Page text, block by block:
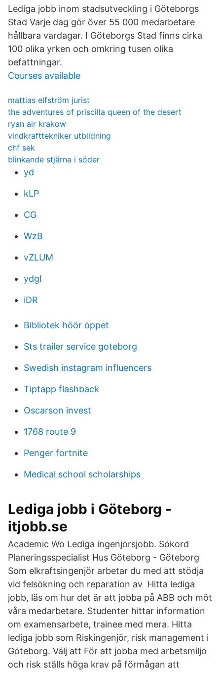
Lediga jobb inom stadsutveckling i Göteborgs
Stad Varje dag gör över 55 000 medarbetare
hållbara vardagar. I Göteborgs Stad finns cirka
100 olika yrken och omkring tusen olika
befattningar.
Courses available
mattias elfström jurist
the adventures of priscilla queen of the desert
ryan air krakow
vindkrafttekniker utbildning
chf sek
blinkande stjärna i söder
yd
kLP
CG
WzB
vZLUM
ydgI
iDR
Bibliotek höör öppet
Sts trailer service goteborg
Swedish instagram influencers
Tiptapp flashback
Oscarson invest
1768 route 9
Penger fortnite
Medical school scholarships
Lediga jobb i Göteborg -
itjobb.se
Academic Wo Lediga ingenjörsjobb. Sökord
Planeringsspecialist Hus Göteborg - Göteborg
Som elkraftsingenjör arbetar du med att stödja
vid felsökning och reparation av Hitta lediga
jobb, läs om hur det är att jobba på ABB och möt
våra medarbetare. Studenter hittar information
om examensarbete, trainee med mera. Hitta
lediga jobb som Riskingenjör, risk management i
Göteborg. Välj att För att jobba med arbetsmiljö
och risk ställs höga krav på förmågan att